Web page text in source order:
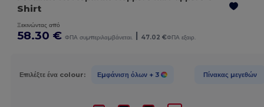
Shirt
Ξεκινώντας από
58.30 € ΦΠΑ συμπεριλαμβάνεται. | 47.02 €ΦΠΑ εξαιρ.
Επιλέξτε ένα colour: Εμφάνιση όλων + 3 Πίνακας μεγεθών